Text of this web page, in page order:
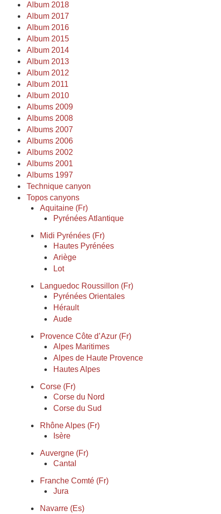
Album 2018
Album 2017
Album 2016
Album 2015
Album 2014
Album 2013
Album 2012
Album 2011
Album 2010
Albums 2009
Albums 2008
Albums 2007
Albums 2006
Albums 2002
Albums 2001
Albums 1997
Technique canyon
Topos canyons
Aquitaine (Fr)
Pyrénées Atlantique
Midi Pyrénées (Fr)
Hautes Pyrénées
Ariège
Lot
Languedoc Roussillon (Fr)
Pyrénées Orientales
Hérault
Aude
Provence Côte d’Azur (Fr)
Alpes Maritimes
Alpes de Haute Provence
Hautes Alpes
Corse (Fr)
Corse du Nord
Corse du Sud
Rhône Alpes (Fr)
Isère
Auvergne (Fr)
Cantal
Franche Comté (Fr)
Jura
Navarre (Es)